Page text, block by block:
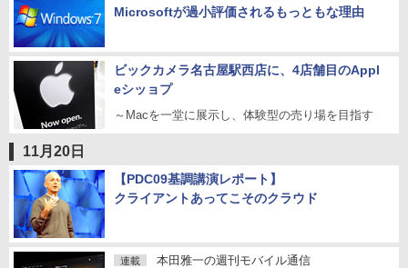
Microsoftが過小評価されるもっともな理由
ビックカメラ名古屋駅西店に、4店舗目のAppl
eシッョプ
～Macを一堂に展示し、体験型の売り場を目指す
11月20日
【PDC09基調講演レポート】
クライアントあってこそのクラウド
連載 本田雅一の週刊モバイル通信